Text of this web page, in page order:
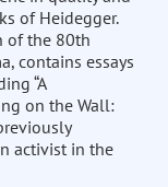
of Heidegger.
of the 80th
contains essays
“A
on the Wall:
activist in the